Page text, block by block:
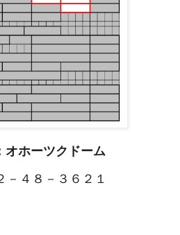
オホーツクドーム
４８－３６２１